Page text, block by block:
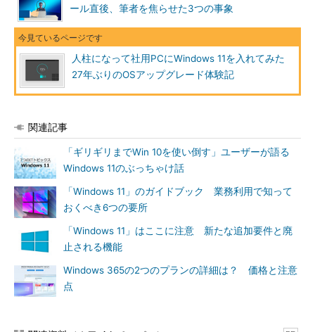
ール直後、筆者を焦らせた3つの事象
人柱になって社用PCにWindows 11を入れてみた
27年ぶりのOSアップグレード体験記
関連記事
「ギリギリまでWin 10を使い倒す」ユーザーが語る
Windows 11のぶっちゃけ話
「Windows 11」のガイドブック 業務利用で知って
おくべき6つの要所
「Windows 11」はここに注意 新たな追加要件と廃
止される機能
Windows 365の2つのプランの詳細は？ 価格と注意
点